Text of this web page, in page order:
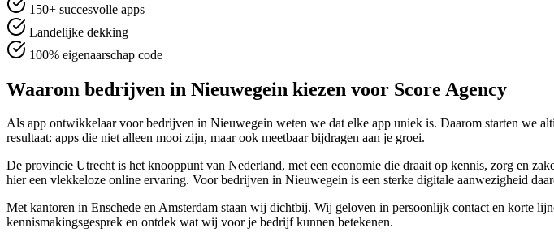
150+ succesvolle apps
Landelijke dekking
100% eigenaarschap code
Waarom bedrijven in Nieuwegein kiezen voor Score Agency
Als app ontwikkelaar voor bedrijven in Nieuwegein weten we dat elke app uniek is. Daarom starten we
resultaat: apps die niet alleen mooi zijn, maar ook meetbaar bijdragen aan je groei.
De provincie Utrecht is het knooppunt van Nederland, met een economie die draait op kennis, zorg en
hier een vlekkeloze online ervaring. Voor bedrijven in Nieuwegein is een sterke digitale aanwezigheid
Met kantoren in Enschede en Amsterdam staan wij dichtbij. Wij geloven in persoonlijk contact en korte
kennismakingsgesprek en ontdek wat wij voor je bedrijf kunnen betekenen.